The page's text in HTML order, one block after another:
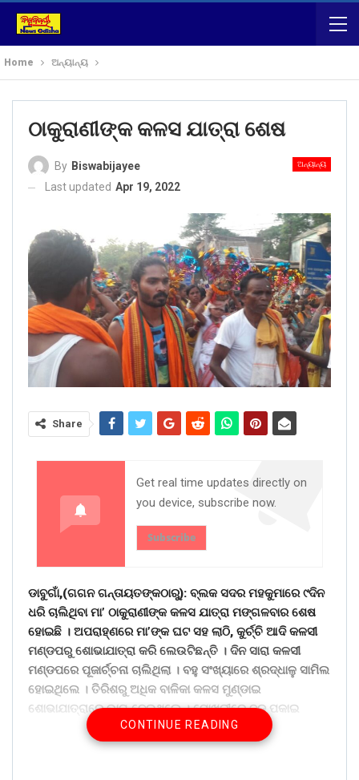
Home ଅନ୍ୟାନ୍ୟ
ଠାକୁରାଣୀଙ୍କ କଳସ ଯାତ୍ରା ଶେଷ
ଅନ୍ୟାନ୍ୟ
By Biswabijayee
Last updated Apr 19, 2022
Share
Get real time updates directly on
you device, subscribe now.
Subscribe
ଡାବୁଗାଁ,(ଗଗନ ଗନ୍ତାୟତଙ୍କଠାରୁ): ବ୍ଲକ ସଦର ମହକୁମାରେ ୯ଦିନ
ଧରି ଚାଲିଥିବା ମା’ ଠାକୁରାଣୀଙ୍କ କଳସ ଯାତ୍ରା ମଙ୍ଗଳବାର ଶେଷ
ହୋଇଛି । ଅପରାହ୍ଣରେ ମା’ଙ୍କ ଘଟ ସହ ଲାଠି, କୁର୍ଚ୍ଚି ଆଦି କଳସୀ
ମଣ୍ଡପରୁ ଶୋଭାଯାତ୍ରା କରି ଲେଉଟିଛନ୍ତି । ଦିନ ସାରା କଳସୀ
ମଣ୍ଡପରେ ପୂଜାର୍ଚ୍ଚନା ଚାଲିଥିଲା । ବହୁ ସଂଖ୍ୟାରେ ଶ୍ରଦ୍ଧାଳୁ ସାମିଲ
ହୋଇଥିଲେ । ତିରିଶରୁ ଅଧିକ ବାଳିକା କଳସ ମୁଣ୍ଡାଇ
ଶୋଭାଯାତ୍ରାରେ ଭାଗ ନେଇଥିଲେ । ପୋଖରୀରେ ବୁଡ ପକାଇ
ଯାତ୍ରା କରିଥିଲେ । ଯାତ୍ରା କମିଟି ସଭାପତି ସତ୍ୟରଞ୍ଜନ ପାତ୍ର,
ଉପସଭାପତି କୁନୁ ପାତ୍ର, ମନୁ ରେଲି, ସମ୍ପାଦକ ତଥା ଡାବୁଗାଁ
CONTINUE READING